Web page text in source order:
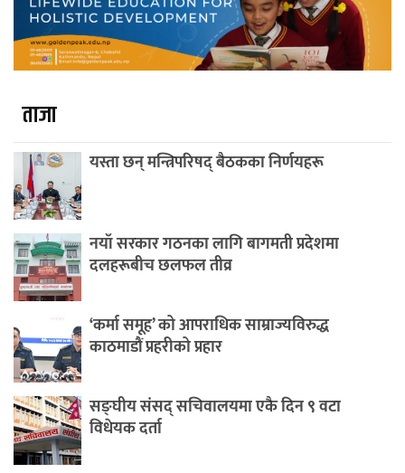
ताजा
यस्ता छन् मन्त्रिपरिषद् बैठकका निर्णयहरू
नयाँ सरकार गठनका लागि बागमती प्रदेशमा
दलहरूबीच छलफल तीव्र
‘कर्मा समूह’ को आपराधिक साम्राज्यविरुद्ध
काठमाडौं प्रहरीको प्रहार
सङ्घीय संसद् सचिवालयमा एकै दिन ९ वटा
विधेयक दर्ता